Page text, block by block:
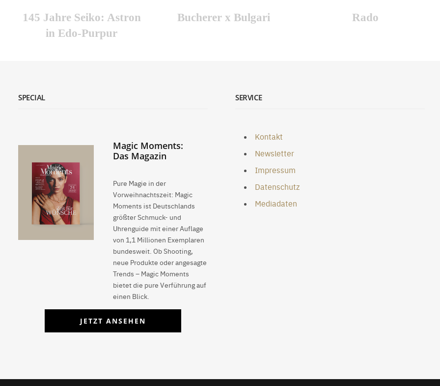
145 Jahre Seiko: Astron
in Edo-Purpur
Bucherer x Bulgari Rado
SPECIAL
Magic Moments:
Das Magazin
Pure Magie in der
Vorweihnachtszeit: Magic
Moments ist Deutschlands
größter Schmuck- und
Uhrenguide mit einer Auflage
von 1,1 Millionen Exemplaren
bundesweit. Ob Shooting,
neue Produkte oder angesagte
Trends – Magic Moments
bietet die pure Verführung auf
einen Blick.
JETZT ANSEHEN
SERVICE
Kontakt
Newsletter
Impressum
Datenschutz
Mediadaten